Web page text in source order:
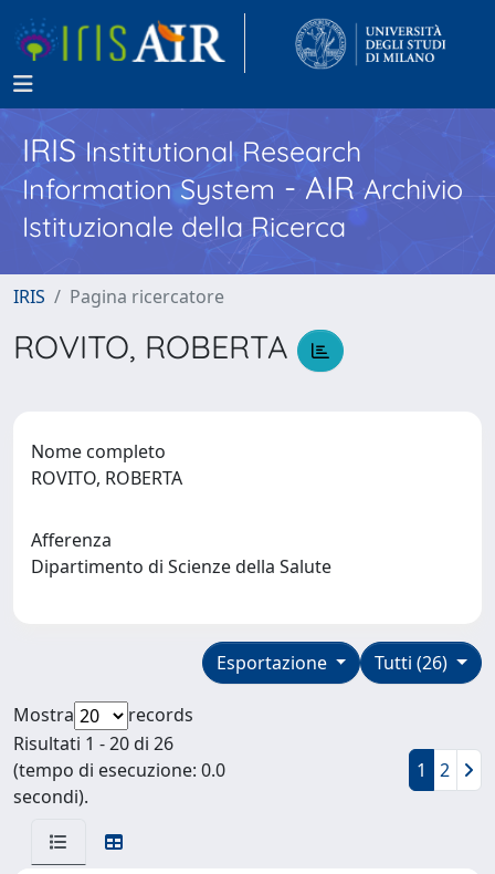
IRISInstitutional Research
Information System - AIR Archivio
Istituzionale della Ricerca
IRIS Pagina ricercatore
ROVITO, ROBERTA
Nome completo
ROVITO, ROBERTA
Afferenza
Dipartimento di Scienze della Salute
Tutti (26)
Esportazione
Mostra
records
Risultati 1 - 20 di 26
(tempo di esecuzione: 0.0
secondi).
1 2